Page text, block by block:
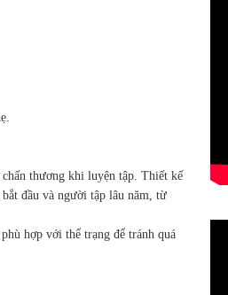
thương khi luyện tập. Thiết kế
đầu và người tập lâu năm, từ
hợp với thể trạng để tránh quá